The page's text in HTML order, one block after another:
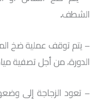
الشطف.
– يتم توقف عملية ضخ
الدورة، من أجل تصفية